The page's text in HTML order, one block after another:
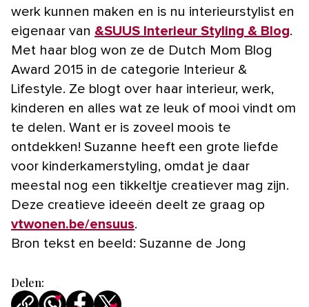
werk kunnen maken en is nu interieurstylist en
eigenaar van &SUUS Interieur Styling & Blog.
Met haar blog won ze de Dutch Mom Blog
Award 2015 in de categorie Interieur &
Lifestyle. Ze blogt over haar interieur, werk,
kinderen en alles wat ze leuk of mooi vindt om
te delen. Want er is zoveel moois te
ontdekken! Suzanne heeft een grote liefde
voor kinderkamerstyling, omdat je daar
meestal nog een tikkeltje creatiever mag zijn.
Deze creatieve ideeën deelt ze graag op
vtwonen.be/ensuus.
Bron tekst en beeld: Suzanne de Jong
Delen: